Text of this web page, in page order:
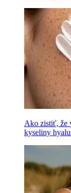
Ako zistiť, že
kyseliny